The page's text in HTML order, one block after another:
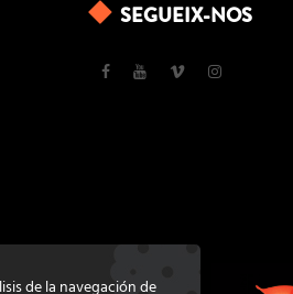
SEGUEIX-NOS
de la navegación de